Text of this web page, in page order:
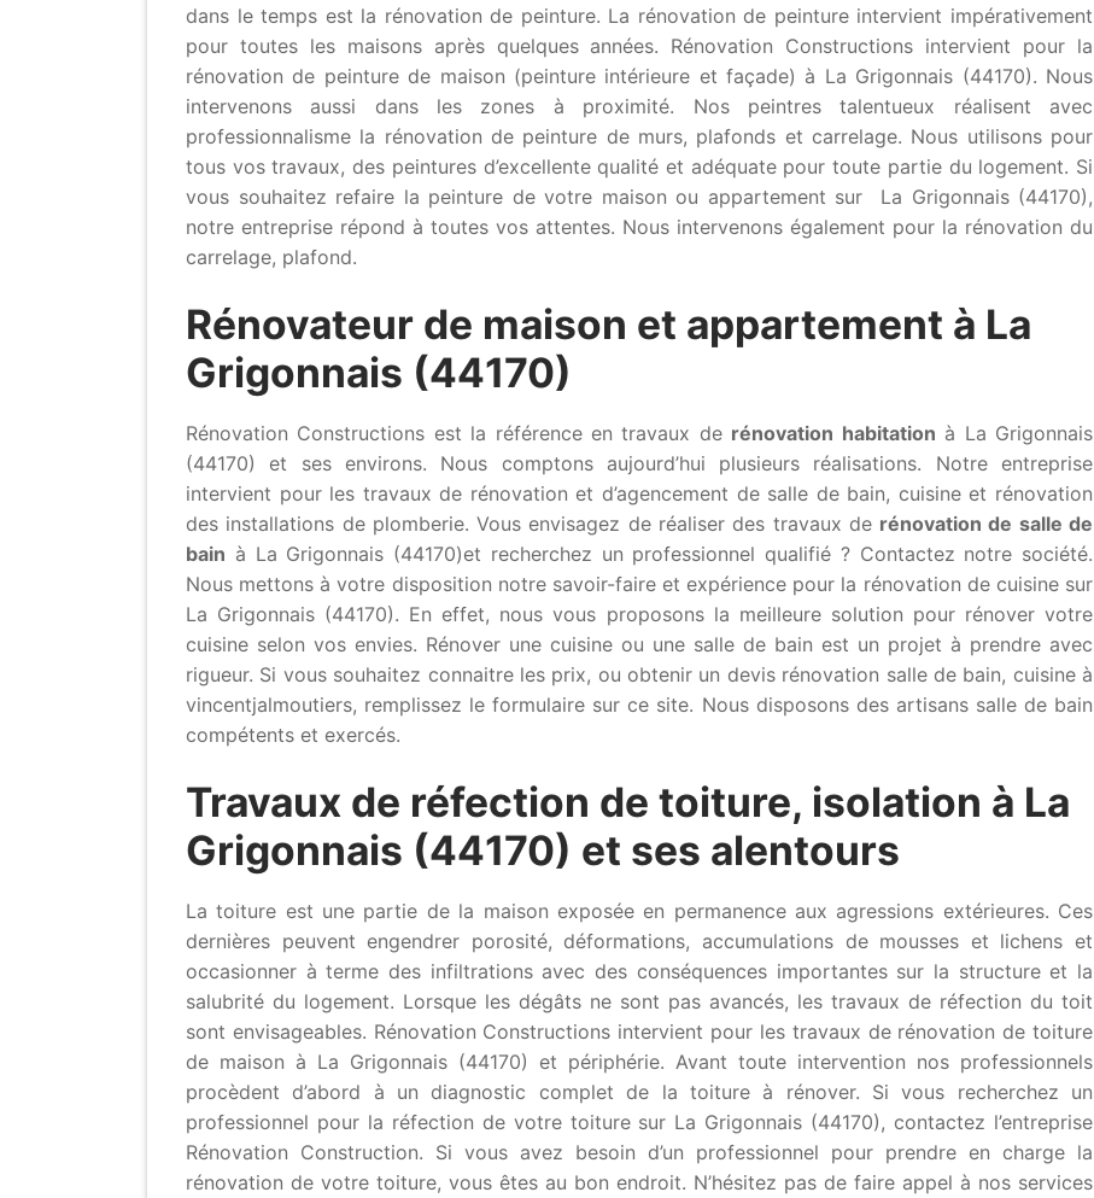
dans le temps est la rénovation de peinture. La rénovation de peinture intervient impérativement
pour toutes les maisons après quelques années. Rénovation Constructions intervient pour la
rénovation de peinture de maison (peinture intérieure et façade) à La Grigonnais (44170). Nous
intervenons aussi dans les zones à proximité. Nos peintres talentueux réalisent avec
professionnalisme la rénovation de peinture de murs, plafonds et carrelage. Nous utilisons pour
tous vos travaux, des peintures d’excellente qualité et adéquate pour toute partie du logement. Si
vous souhaitez refaire la peinture de votre maison ou appartement sur La Grigonnais (44170),
notre entreprise répond à toutes vos attentes. Nous intervenons également pour la rénovation du
carrelage, plafond.
Rénovateur de maison et appartement à La
Grigonnais (44170)
Rénovation Constructions est la référence en travaux de rénovation habitation à La Grigonnais
(44170) et ses environs. Nous comptons aujourd’hui plusieurs réalisations. Notre entreprise
intervient pour les travaux de rénovation et d’agencement de salle de bain, cuisine et rénovation
des installations de plomberie. Vous envisagez de réaliser des travaux de rénovation de salle de
bain à La Grigonnais (44170)et recherchez un professionnel qualifié ? Contactez notre société.
Nous mettons à votre disposition notre savoir-faire et expérience pour la rénovation de cuisine sur
La Grigonnais (44170). En effet, nous vous proposons la meilleure solution pour rénover votre
cuisine selon vos envies. Rénover une cuisine ou une salle de bain est un projet à prendre avec
rigueur. Si vous souhaitez connaitre les prix, ou obtenir un devis rénovation salle de bain, cuisine à
vincentjalmoutiers, remplissez le formulaire sur ce site. Nous disposons des artisans salle de bain
compétents et exercés.
Travaux de réfection de toiture, isolation à La
Grigonnais (44170) et ses alentours
La toiture est une partie de la maison exposée en permanence aux agressions extérieures. Ces
dernières peuvent engendrer porosité, déformations, accumulations de mousses et lichens et
occasionner à terme des infiltrations avec des conséquences importantes sur la structure et la
salubrité du logement. Lorsque les dégâts ne sont pas avancés, les travaux de réfection du toit
sont envisageables. Rénovation Constructions intervient pour les travaux de rénovation de toiture
de maison à La Grigonnais (44170) et périphérie. Avant toute intervention nos professionnels
procèdent d’abord à un diagnostic complet de la toiture à rénover. Si vous recherchez un
professionnel pour la réfection de votre toiture sur La Grigonnais (44170), contactez l’entreprise
Rénovation Construction. Si vous avez besoin d’un professionnel pour prendre en charge la
rénovation de votre toiture, vous êtes au bon endroit. N’hésitez pas de faire appel à nos services